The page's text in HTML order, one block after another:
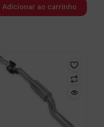
Adicionar ao carrinho